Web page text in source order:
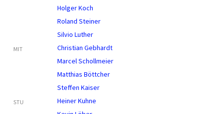
Holger Koch
Roland Steiner
Silvio Luther
MIT
Christian Gebhardt
Marcel Schollmeier
Matthias Böttcher
Steffen Kaiser
STU
Heiner Kuhne